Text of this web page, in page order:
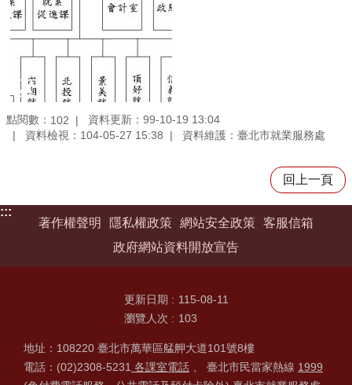
點閱數： 102
資料更新：99-10-19 13:04
資料檢視：104-05-27 15:38
資料維護：臺北市就業服務處
回上一頁
:::
著作權聲明
隱私權政策 網站安全政策 客服信箱
政府網站資料開放宣告
更新日期
115-08-11
瀏覽人次
103
地址：108220 臺北市萬華區艋舺大道101號8樓
電話：(02)2308-5231 各課室電話 、 臺北市民當家熱線 1999